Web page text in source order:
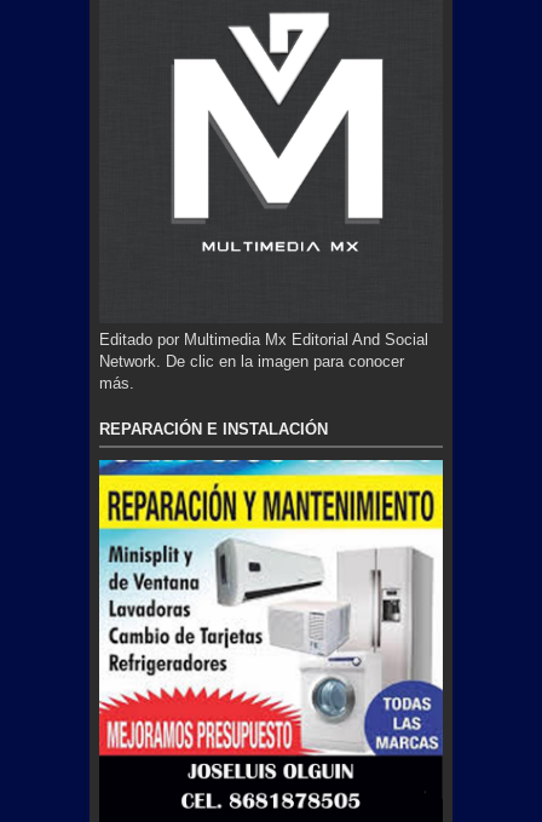
Editado por Multimedia Mx Editorial And Social
Network. De clic en la imagen para conocer
más.
REPARACIÓN E INSTALACIÓN